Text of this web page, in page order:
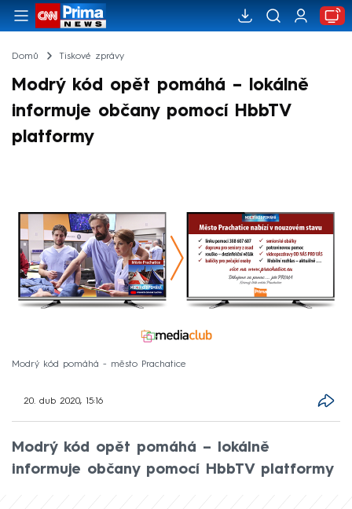
Domů Tiskové zprávy
Modrý kód opět pomáhá – lokálně
informuje občany pomocí HbbTV
platformy
Modrý kód pomáhá - město Prachatice
20. dub 2020, 15:16
Modrý kód opět pomáhá – lokálně
informuje občany pomocí HbbTV platformy